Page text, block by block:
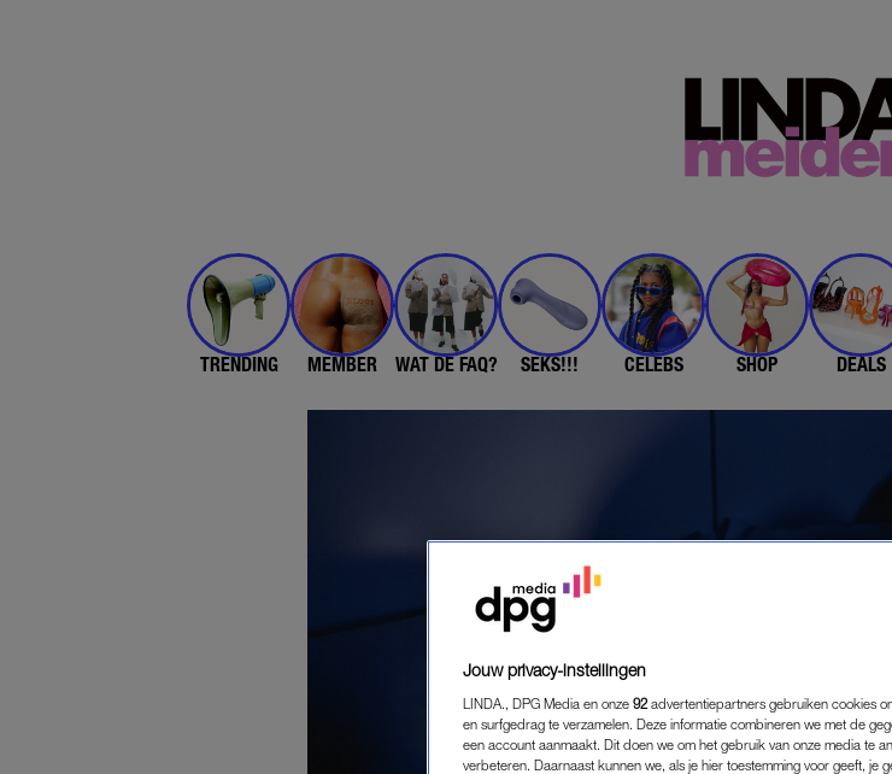
TRENDING MEMBER WAT DE FAQ? SEKS!!! CELEBS SHOP DEALS
Jouw privacy-instellingen
LINDA., DPG Media en onze 92 advertentiepartners gebruiken cookies
en surfgedrag te verzamelen. Deze informatie combineren we met de
een account aanmaakt. Dit doen we om het gebruik van onze media te
verbeteren. Daarnaast kunnen we, als je hier toestemming voor geeft, je